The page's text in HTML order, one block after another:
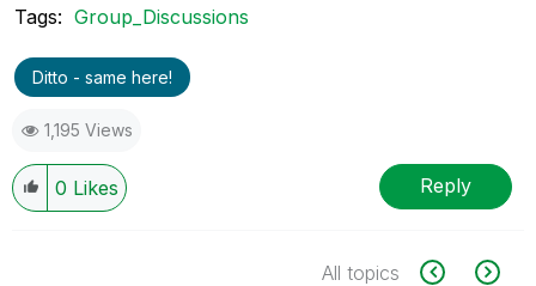
Tags: Group_Discussions
Ditto - same here!
1,195 Views
0 Likes Reply
All topics